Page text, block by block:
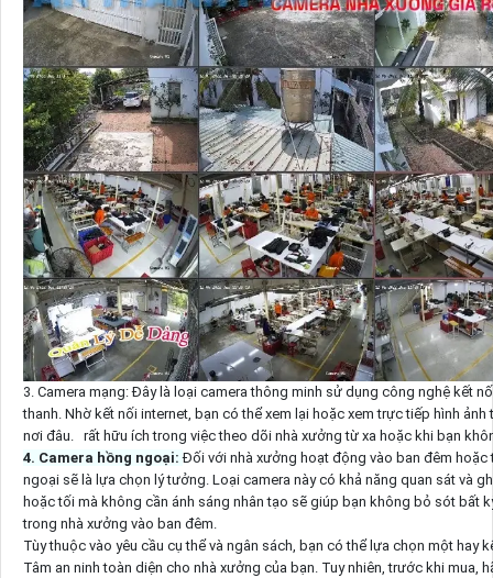
3. Camera mạng: Đây là loại camera thông minh sử dụng công nghệ kết
thanh. Nhờ kết nối internet, bạn có thể xem lại hoặc xem trực tiếp hình
nơi đâu. rất hữu ích trong việc theo dõi nhà xưởng từ xa hoặc khi bạn
4. Camera hồng ngoại:Đối với nhà xưởng hoạt động vào ban đêm
ngoại sẽ là lựa chọn lý tưởng. Loại camera này có khả năng quan sát và
hoặc tối mà không cần ánh sáng nhân tạo sẽ giúp bạn không bỏ sót bất
trong nhà xưởng vào ban đêm.
Tùy thuộc vào yêu cầu cụ thể và ngân sách, bạn có thể lựa chọn một hay
Tâm an ninh toàn diện cho nhà xưởng của bạn. Tuy nhiên, trước khi mua,